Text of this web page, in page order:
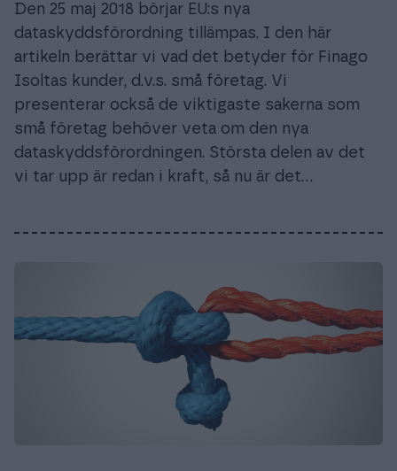
Den 25 maj 2018 börjar EU:s nya
dataskyddsförordning tillämpas. I den här
artikeln berättar vi vad det betyder för Finago
Isoltas kunder, d.v.s. små företag. Vi
presenterar också de viktigaste sakerna som
små företag behöver veta om den nya
dataskyddsförordningen. Största delen av det
vi tar upp är redan i kraft, så nu är det…